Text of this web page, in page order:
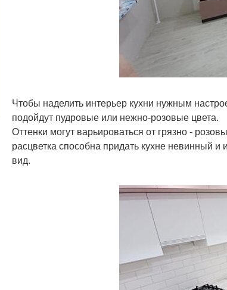
Чтобы наделить интерьер кухни нужным
подойдут пудровые или нежно-розовые цвета.
Оттенки могут варьироваться от грязно -
расцветка способна придать кухне невинный
вид.